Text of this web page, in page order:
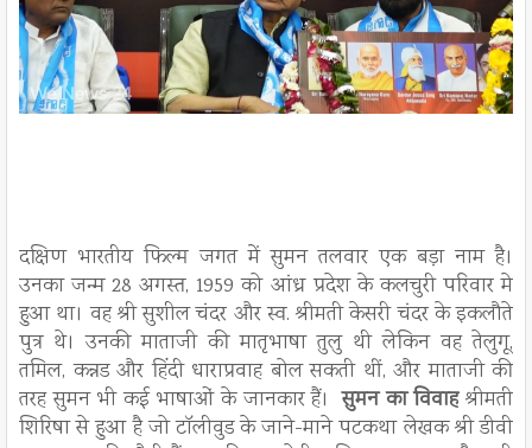
दक्षिण भारतीय फिल्म जगत में सुमन तलवार एक बड़ा नाम है।
उनका जन्म 28 अगस्त, 1959 को आंध्र प्रदेश के कलचुरी परिवार मे
हुआ था। वह श्री सुशील चंदर और स्व. श्रीमती केसरी चंदर के इकलौते
पुत्र थे। उनकी माताजी की मातृभाषा तुलु थी लेकिन वह तेलुगू,
तमिल, कन्नड और हिंदी धाराप्रवाह बोल सकती थीं, और माताजी की
तरह सुमन भी कई भाषाओं के जानकार हैं। सुमन का विवाहश्रीमती
शिरिषा से हुआ है जो टॉलीवुड के जाने-माने पटकथा लेखक श्री डीवी